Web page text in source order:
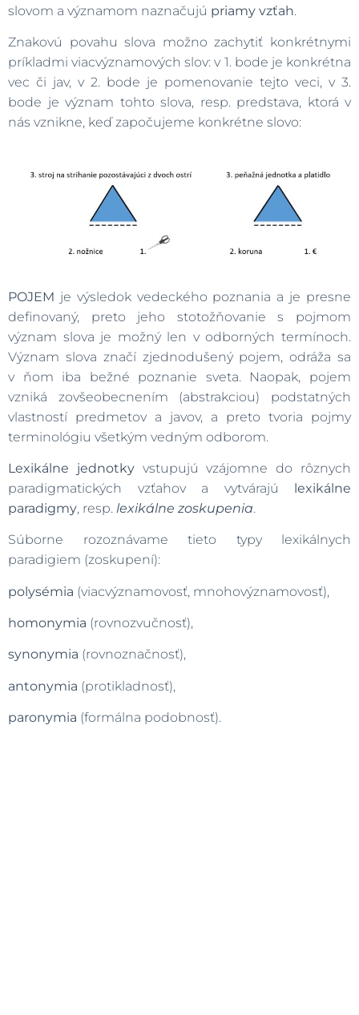
slovom a významom naznačujú priamy vzťah.
Znakovú povahu slova možno zachytiť konkrétnymi
príkladmi viacvýznamových slov: v 1. bode je konkrétna
vec či jav, v 2. bode je pomenovanie tejto veci, v 3.
bode je význam tohto slova, resp. predstava, ktorá v
nás vznikne, keď započujeme konkrétne slovo:
POJEM je výsledok vedeckého poznania a je presne
definovaný, preto jeho stotožňovanie s pojmom
význam slova je možný len v odborných termínoch.
Význam slova značí zjednodušený pojem, odráža sa
v ňom iba bežné poznanie sveta. Naopak, pojem
vzniká zovšeobecnením (abstrakciou) podstatných
vlastností predmetov a javov, a preto tvoria pojmy
terminológiu všetkým vedným odborom.
Lexikálne jednotky vstupujú vzájomne do rôznych
paradigmatických vzťahov a vytvárajú lexikálne
paradigmy, resp. lexikálne zoskupenia.
Súborne rozoznávame tieto typy lexikálnych
paradigiem (zoskupení):
polysémia (viacvýznamovosť, mnohovýznamovosť),
homonymia (rovnozvučnosť),
synonymia (rovnoznačnosť),
antonymia (protikladnosť),
paronymia (formálna podobnosť).